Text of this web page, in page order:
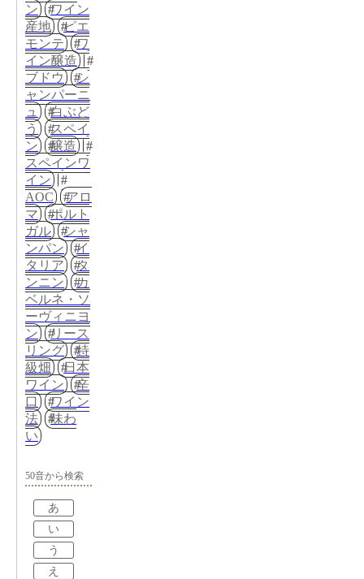
ン
ワイン
産地
ピエ
モンテ
ワ
イン醸造
ブドウ
シ
ャンパーニ
ュ
白ぶど
う
スペイ
ン
醸造
スペインワ
イン
AOC
アロ
マ
ポルト
ガル
シャ
ンパン
イ
タリア
タ
ンニン
カ
ベルネ・ソ
ーヴィニヨ
ン
リース
リング
特
級畑
日本
ワイン
辛
口
ワイン
法
味わ
い
50音から検索
あ
い
う
え